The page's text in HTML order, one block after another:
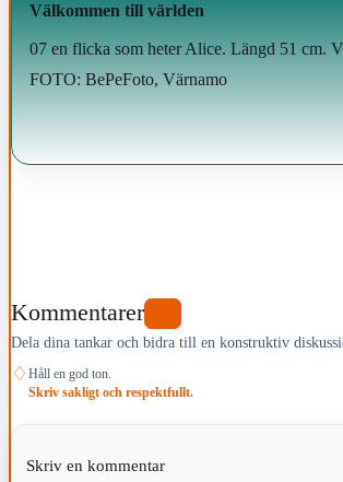
Välkommen till världen
07 en flicka som heter Alice. Längd 51 cm.
FOTO: BePeFoto, Värnamo
Kommentarer
Dela dina tankar och bidra till en konstruktiv
♢ Håll en god ton.
Skriv sakligt och respektfullt.
Skriv en kommentar